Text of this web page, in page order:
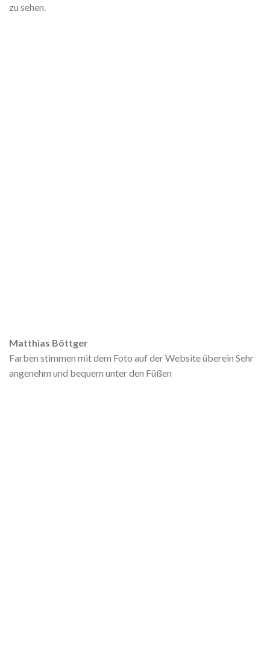
zu sehen.
Matthias Böttger
Farben stimmen mit dem Foto auf der Website überein Sehr
angenehm und bequem unter den Füßen